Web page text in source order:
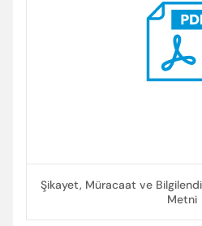
Şikayet, Müracaat ve
Metni